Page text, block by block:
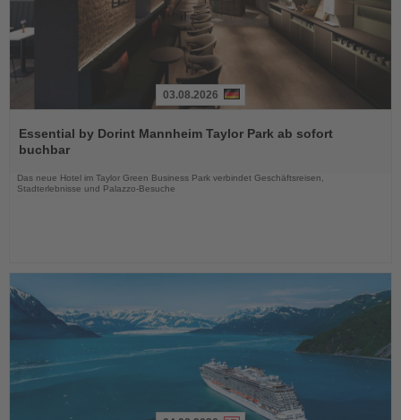
Sie
die
03.08.2026
Essential by Dorint Mannheim Taylor Park ab sofort
buchbar
Das neue Hotel im Taylor Green Business Park verbindet Geschäftsreisen,
Stadterlebnisse und Palazzo-Besuche